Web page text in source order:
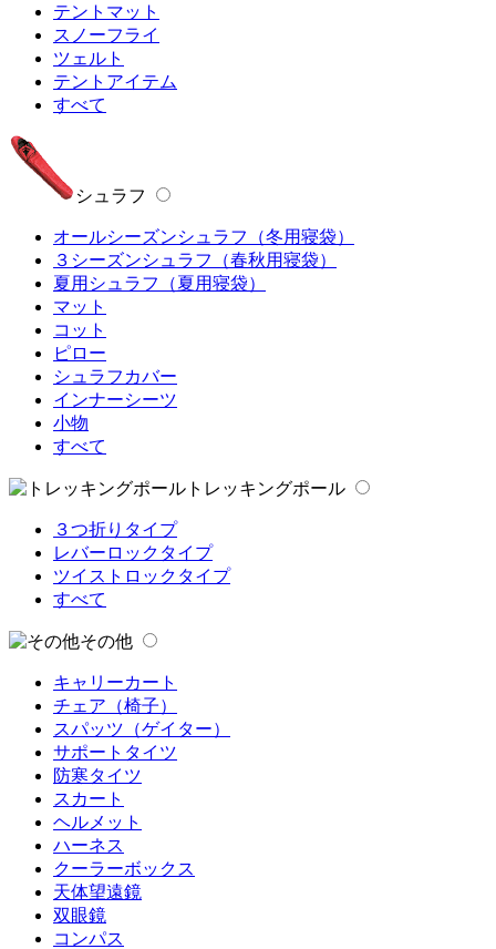
テントマット
スノーフライ
ツェルト
テントアイテム
すべて
シュラフ
オールシーズンシュラフ（冬用寝袋）
３シーズンシュラフ（春秋用寝袋）
夏用シュラフ（夏用寝袋）
マット
コット
ピロー
シュラフカバー
インナーシーツ
小物
すべて
トレッキングポール
３つ折りタイプ
レバーロックタイプ
ツイストロックタイプ
すべて
その他
キャリーカート
チェア（椅子）
スパッツ（ゲイター）
サポートタイツ
防寒タイツ
スカート
ヘルメット
ハーネス
クーラーボックス
天体望遠鏡
双眼鏡
コンパス